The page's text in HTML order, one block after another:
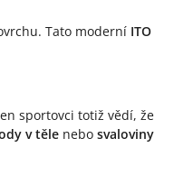
Tato moderní ITO
sportovci totiž vědí, že
v těle nebo svaloviny